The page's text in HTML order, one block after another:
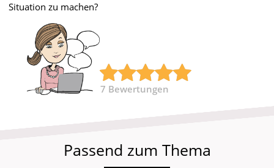
Situation zu machen?
7 Bewertungen
Passend zum Thema